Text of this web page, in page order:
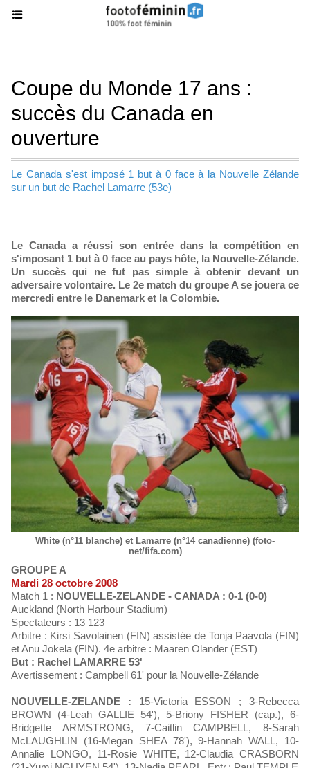
Coupe du Monde 17 ans :
succès du Canada en
ouverture
Le Canada s'est imposé 1 but à 0 face à la Nouvelle Zélande
sur un but de Rachel Lamarre (53e)
Le Canada a réussi son entrée dans la compétition en
s'imposant 1 but à 0 face au pays hôte, la Nouvelle-Zélande.
Un succès qui ne fut pas simple à obtenir devant un
adversaire volontaire. Le 2e match du groupe A se jouera ce
mercredi entre le Danemark et la Colombie.
White (n°11 blanche) et Lamarre (n°14 canadienne) (foto-
net/fifa.com)
GROUPE A
Mardi 28 octobre 2008
Match 1 : NOUVELLE-ZELANDE - CANADA : 0-1 (0-0)
Auckland (North Harbour Stadium)
Spectateurs : 13 123
Arbitre : Kirsi Savolainen (FIN) assistée de Tonja Paavola (FIN)
et Anu Jokela (FIN). 4e arbitre : Maaren Olander (EST)
But : Rachel LAMARRE 53'
Avertissement : Campbell 61' pour la Nouvelle-Zélande
NOUVELLE-ZELANDE : 15-Victoria ESSON ; 3-Rebecca
BROWN (4-Leah GALLIE 54'), 5-Briony FISHER (cap.), 6-
Bridgette ARMSTRONG, 7-Caitlin CAMPBELL, 8-Sarah
McLAUGHLIN (16-Megan SHEA 78'), 9-Hannah WALL, 10-
Annalie LONGO, 11-Rosie WHITE, 12-Claudia CRASBORN